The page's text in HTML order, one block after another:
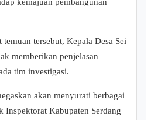
tersebut, Kepala Desa Sei
memberikan penjelasan
tim investigasi.
akan menyurati berbagai
Inspektorat Kabupaten Serdang